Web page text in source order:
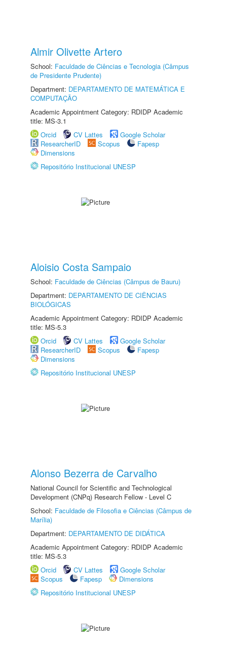
Almir Olivette Artero
School: Faculdade de Ciências e Tecnologia (Câmpus
de Presidente Prudente)
Department: DEPARTAMENTO DE MATEMÁTICA E
COMPUTAÇÃO
Academic Appointment Category: RDIDP Academic
title: MS-3.1
Orcid
CV Lattes
Google Scholar
ResearcherID
Scopus
Fapesp
Dimensions
Repositório Institucional UNESP
Aloisio Costa Sampaio
School: Faculdade de Ciências (Câmpus de Bauru)
Department: DEPARTAMENTO DE CIÊNCIAS
BIOLÓGICAS
Academic Appointment Category: RDIDP Academic
title: MS-5.3
Orcid
CV Lattes
Google Scholar
ResearcherID
Scopus
Fapesp
Dimensions
Repositório Institucional UNESP
Alonso Bezerra de Carvalho
National Council for Scientific and Technological
Development (CNPq) Research Fellow - Level C
School: Faculdade de Filosofia e Ciências (Câmpus de
Marília)
Department: DEPARTAMENTO DE DIDÁTICA
Academic Appointment Category: RDIDP Academic
title: MS-5.3
Orcid
CV Lattes
Google Scholar
Scopus
Fapesp
Dimensions
Repositório Institucional UNESP